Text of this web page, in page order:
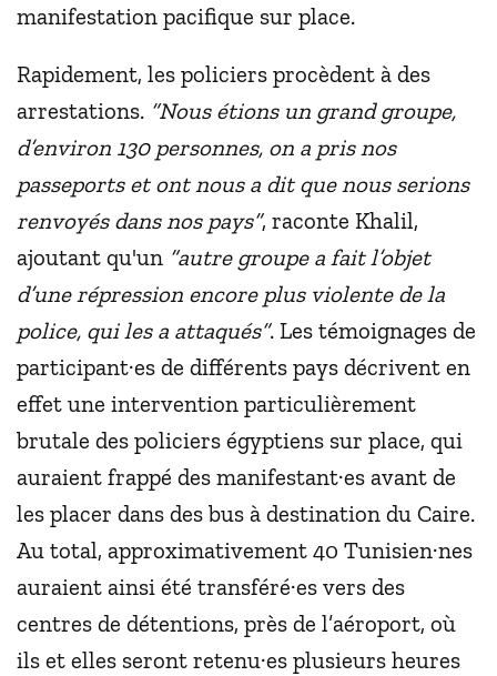
manifestation pacifique sur place.
Rapidement, les policiers procèdent à des
arrestations. “Nous étions un grand groupe,
d’environ 130 personnes, on a pris nos
passeports et ont nous a dit que nous serions
renvoyés dans nos pays”, raconte Khalil,
ajoutant qu'un “autre groupe a fait l’objet
d’une répression encore plus violente de la
police, qui les a attaqués”. Les témoignages de
participant·es de différents pays décrivent en
effet une intervention particulièrement
brutale des policiers égyptiens sur place, qui
auraient frappé des manifestant·es avant de
les placer dans des bus à destination du Caire.
Au total, approximativement 40 Tunisien·nes
auraient ainsi été transféré·es vers des
centres de détentions, près de l’aéroport, où
ils et elles seront retenu·es plusieurs heures